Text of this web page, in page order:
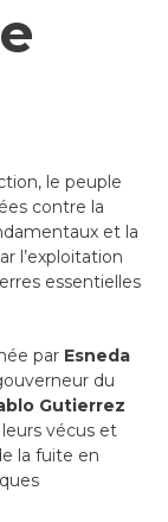
le peuple
contre la
et la
l’exploitation
essentielles
par Esneda
du
Gutierrez
vécus et
la fuite en